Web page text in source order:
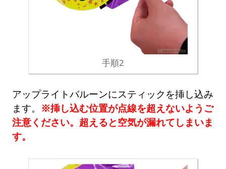
手順2
アップライトバルーンにスティックを挿し込み
ます。 ※挿し込む位置が点線を超えないようご
注意ください。超えると空気が漏れてしまいま
す。